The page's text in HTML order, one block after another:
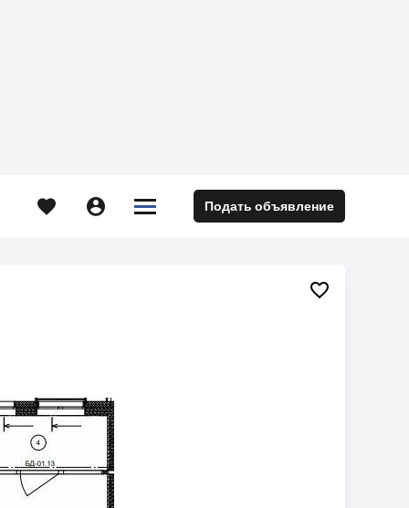
  

 Подать объявление
